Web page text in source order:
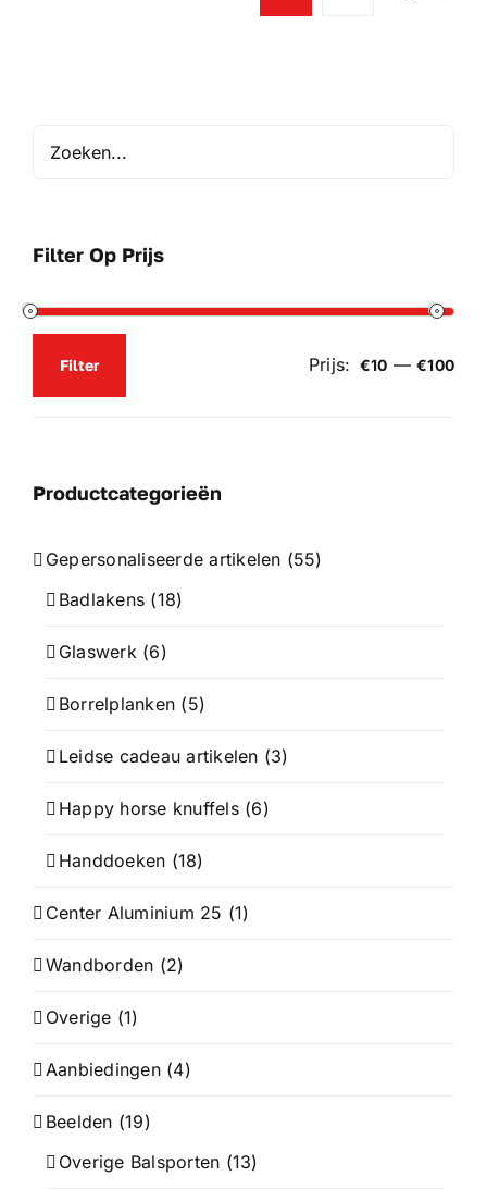
Filter Op Prijs
Min.
Max.
Filter Prijs: €10 —€100
Productcategorieën
Gepersonaliseerde artikelen (55)
Badlakens (18)
Glaswerk (6)
Borrelplanken (5)
Leidse cadeau artikelen (3)
Happy horse knuffels (6)
Handdoeken (18)
Center Aluminium 25 (1)
Wandborden (2)
Overige (1)
Aanbiedingen (4)
Beelden (19)
Overige Balsporten (13)